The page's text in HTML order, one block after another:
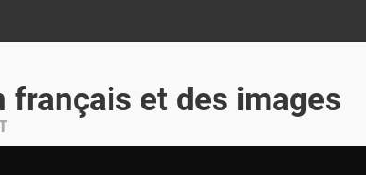
français et des images